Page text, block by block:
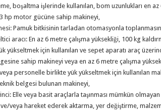
boşaltma işlerinde kullanılan, bom uzunlukları en
hp motor gücüne sahip makineyi,
Pamuk bitkisinin tarladan otomasyonla
aracı: En az 6 metre çalışma yüksekliği, 100 kg
yükseltmek için kullanılan ve sepet aparatı araç
sahip makineyi veya en az 6 metre çalışma
personelle birlikte yük yükseltmek için kullanılan
belgesi bulunan makineyi,
Elle veya basit araçlarla taşınması mümkün
veya hareket ederek aktarma, yer değiştirme,